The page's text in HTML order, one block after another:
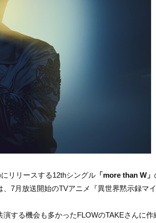
リリースする12thシングル 「more than W」
7月放送開始のTVアニメ『異世界黙示録マ
する機会も多かったFLOWのTAKEさんに